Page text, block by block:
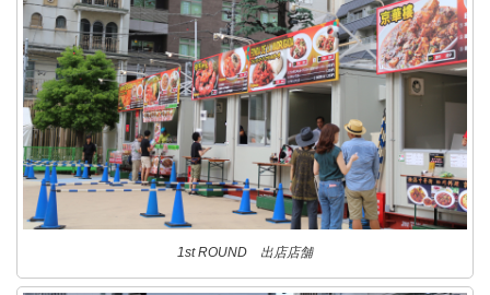
1st ROUND 出店店舗